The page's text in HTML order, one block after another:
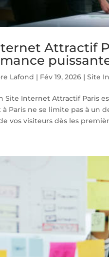
Attractif
Lafond | Fév 19, 2026 |Site
Site Internet Attractif Paris
Paris ne se limite pas à un
vos visiteurs dès les